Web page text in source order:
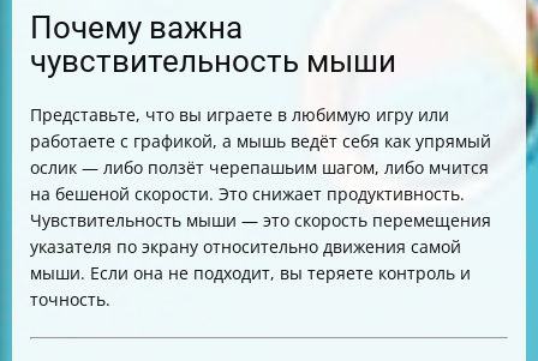
Почему важна
чувствительность мыши
Представьте, что вы играете в любимую игру или
работаете с графикой, а мышь ведёт себя как упрямый
ослик — либо ползёт черепашьим шагом, либо мчится
на бешеной скорости. Это снижает продуктивность.
Чувствительность мыши — это скорость перемещения
указателя по экрану относительно движения самой
мыши. Если она не подходит, вы теряете контроль и
точность.